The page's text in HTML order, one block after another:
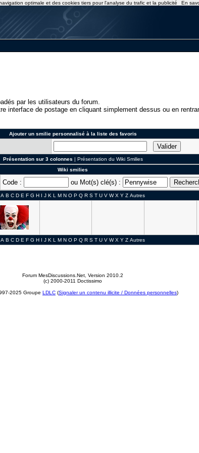
par les utilisateurs du forum.
interface de postage en cliquant simplement dessus ou en
Ajouter un smilie personnalisé à la liste des favoris
Présentation sur 3 colonnes | Présentation du Wiki Smilies
Wiki smilies
Code : ou Mot(s) clé(s) :
A B C D E F G H I J K L M N O P Q R S T U V W X Y Z Autres
A B C D E F G H I J K L M N O P Q R S T U V W X Y Z Autres
Forum MesDiscussions.Net , Version 2010.2
(c) 2000-2011 Doctissimo
2025 Groupe LDLC (Signaler un contenu illicite / Données personnelles)
optimale et des cookies tiers pour l'analyse du trafic et la publicité En